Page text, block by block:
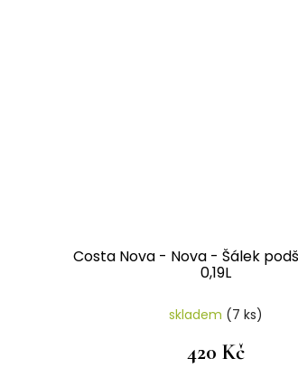
Costa Nova - Nova - Šálek
0,19L
skladem (7 ks)
420 Kč